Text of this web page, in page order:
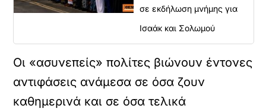
σε εκδήλωση μνήμης για
Ισαάκ και Σολωμού
Οι «ασυνεπείς» πολίτες βιώνουν έντονες
αντιφάσεις ανάμεσα σε όσα ζουν
καθημερινά και σε όσα τελικά